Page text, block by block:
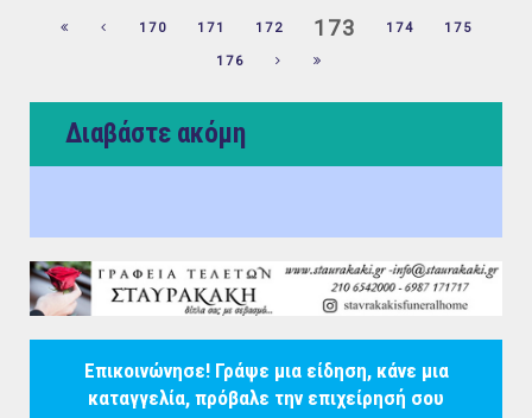
170 171 172 173 174 175
176
Διαβάστε ακόμη
Επικοινώνησε! Γράψε μια είδηση, κάνε μια
καταγγελία, πρόβαλε την επιχείρησή σου